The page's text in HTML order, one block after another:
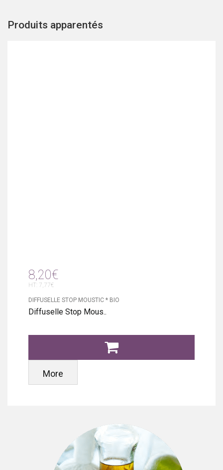
Produits apparentés
8,20€
HT: 7,77€
DIFFUSELLE STOP MOUSTIC * BIO
Diffuselle Stop Mous..
More